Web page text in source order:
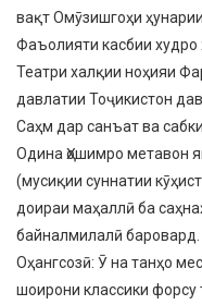
вақт Омӯзишгоҳи
​Фаъолияти касбии
Театри халқии ноҳияи
давлатии Тоҷикистон
​Саҳм дар санъат ва
​Одина Ҳошимро метавон
(мусиқии суннатии
доираи маҳаллӣ ба
байналмилалӣ баровард.
​Оҳангсозӣ: Ӯ на танҳо
шоирони классики форсу